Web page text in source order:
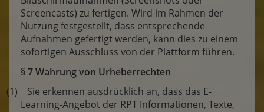
Screencasts) zu fertigen. Wird im Rahmen der
Nutzung festgestellt, dass entsprechende
Aufnahmen gefertigt werden, kann dies zu einem
sofortigen Ausschluss von der Plattform führen.
§ 7 Wahrung von Urheberrechten
(1) Sie erkennen ausdrücklich an, dass das E-
Learning-Angebot der RPT Informationen, Texte,